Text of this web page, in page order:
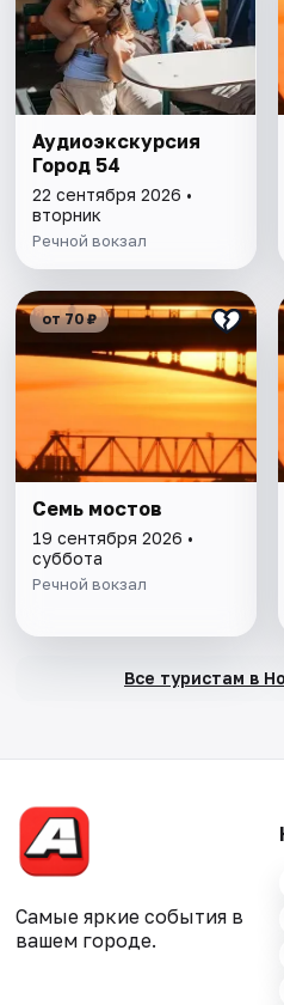
Аудиоэкскурсия
Город 54
22 сентября 2026 •
вторник
Речной вокзал
от 70 ₽
Семь мостов
19 сентября 2026 •
суббота
Речной вокзал
Все туристам в
Самые яркие события в
вашем городе.